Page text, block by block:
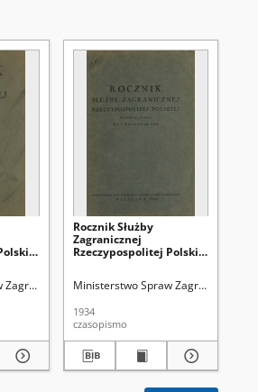
Zagranicznych (1918-1939) Ministerstwo Spraw
Rocznik Służby
Zagranicznej
Rzeczypospolitej Polskiej
Ministerstwo Spraw Zagranicznych
1934
czasopismo